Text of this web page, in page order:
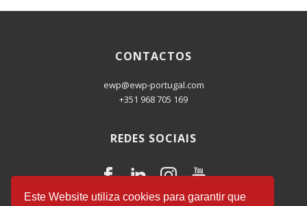
CONTACTOS
ewp@ewp-portugal.com
+351 968 705 169
REDES SOCIAIS
Este Website utiliza cookies para garantir que